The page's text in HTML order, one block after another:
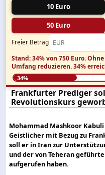
10 Euro
50 Euro
Freier Betrag
Stand: 34% von 750 Euro.
Umfang reduzieren.34%
34%
Frankfurter Prediger
Revolutionskurs
Mohammad Mashkoor
Geistlicher mit Bezug zu
soll er in Iran zur
und der von Teheran
aufgerufen haben.